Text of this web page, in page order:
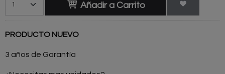
Añadir a Carrito
PRODUCTO NUEVO
3 años de Garantía